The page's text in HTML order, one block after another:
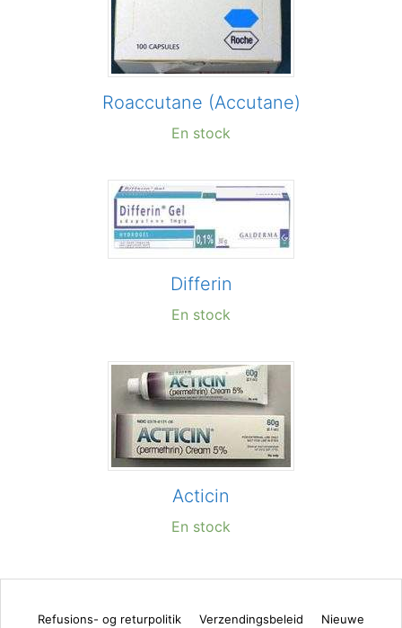
Roaccutane (Accutane)
En stock
Differin
En stock
Acticin
En stock
Refusions- og returpolitik Verzendingsbeleid Nieuwe